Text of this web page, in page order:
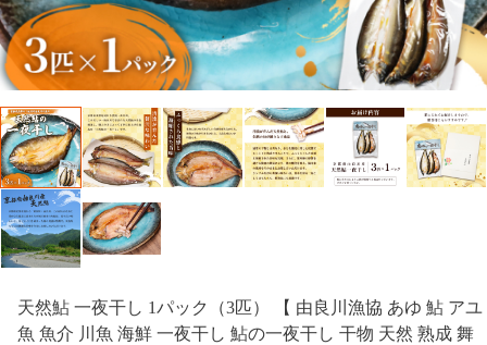
天然鮎 一夜干し 1パック（3匹） 【 由良川漁協 あゆ 鮎 アユ
魚 魚介 川魚 海鮮 一夜干し 鮎の一夜干し 干物 天然 熟成 舞